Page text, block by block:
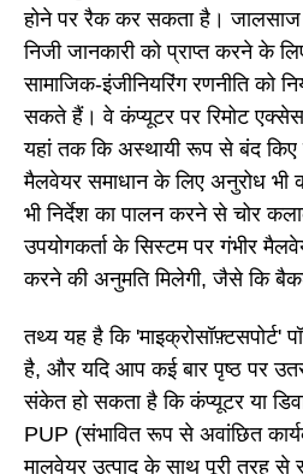
होने पर रैक कर सकता है। जालसाज
निजी जानकारी को प्राप्त करने के
सामाजिक-इंजीनियरिंग रणनीति को
सकते हैं। वे कंप्यूटर पर रिमोट
यहां तक कि अस्थायी रूप से बंद किए
मैलवेयर समाधान के लिए अनुरोध
भी निर्देश का पालन करने से चोर
उपयोगकर्ता के सिस्टम पर गंभीर
करने की अनुमति मिलेगी, जैसे कि
तथ्य यह है कि 'माइक्रोसॉफ़्टसपोर्ट'
है, और यदि आप कई बार पृष्ठ पर
संकेत हो सकता है कि कंप्यूटर या
PUP (संभावित रूप से अवांछित
मालवेयर उत्पाद के साथ पूरी तरह